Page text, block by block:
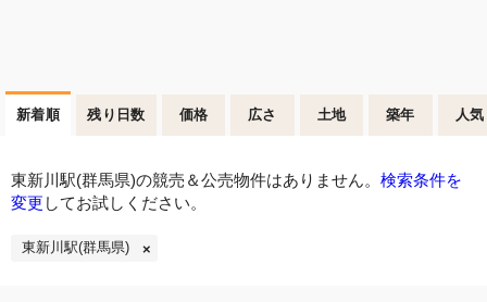
新着順 残り日数 価格 広さ 土地 築年 人気
東新川駅(群馬県)の競売＆公売物件はありません。 検索条件を
変更 してお試しください。
東新川駅(群馬県)